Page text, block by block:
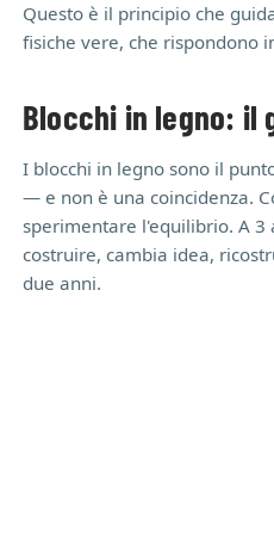
Questo è il principio che
fisiche vere, che rispondono
Blocchi in legno: il
I blocchi in legno sono il
— e non è una coincidenza.
sperimentare l'equilibrio. A 3
costruire, cambia idea,
due anni.